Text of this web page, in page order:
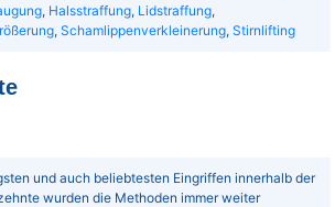
, Halsstraffung, Lidstraffung,
, Schamlippenverkleinerung, Stirnlifting
und auch beliebtesten Eingriffen innerhalb der
wurden die Methoden immer weiter